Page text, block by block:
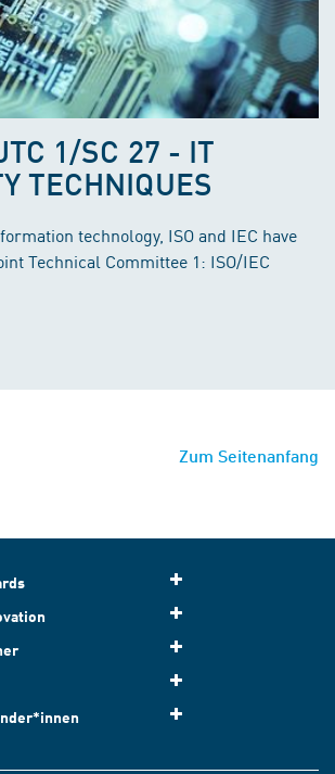
1/SC 27 - IT
TECHNIQUES
technology, ISO and IEC have
Technical Committee 1: ISO/IEC
Zum Seitenanfang